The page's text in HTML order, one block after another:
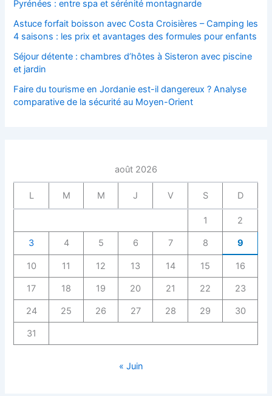
Pyrénées : entre spa et sérénité montagnarde
Astuce forfait boisson avec Costa Croisières – Camping les
4 saisons : les prix et avantages des formules pour enfants
Séjour détente : chambres d’hôtes à Sisteron avec piscine
et jardin
Faire du tourisme en Jordanie est-il dangereux ? Analyse
comparative de la sécurité au Moyen-Orient
août 2026
L M M J V S D
1 2
3 4 5 6 7 8 9
10 11 12 13 14 15 16
17 18 19 20 21 22 23
24 25 26 27 28 29 30
31
« Juin